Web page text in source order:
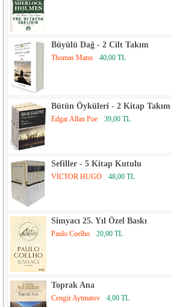
Büyülü Dağ - 2 Cilt Takım
Thomas Mann 40,00 TL
Bütün Öyküleri - 2 Kitap Takım
Edgar Allan Poe 39,00 TL
Sefiller - 5 Kitap Kutulu
VİCTOR HUGO 48,00 TL
Simyacı 25. Yıl Özel Baskı
Paulo Coelho 20,00 TL
Toprak Ana
Cengiz Aytmatov 4,00 TL